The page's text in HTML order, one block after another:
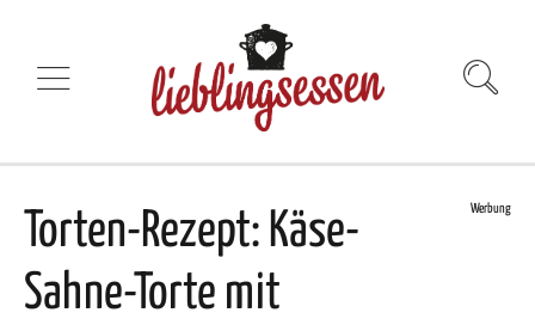
Torten-Rezept: Käse-
Sahne-Torte mit
Werbung